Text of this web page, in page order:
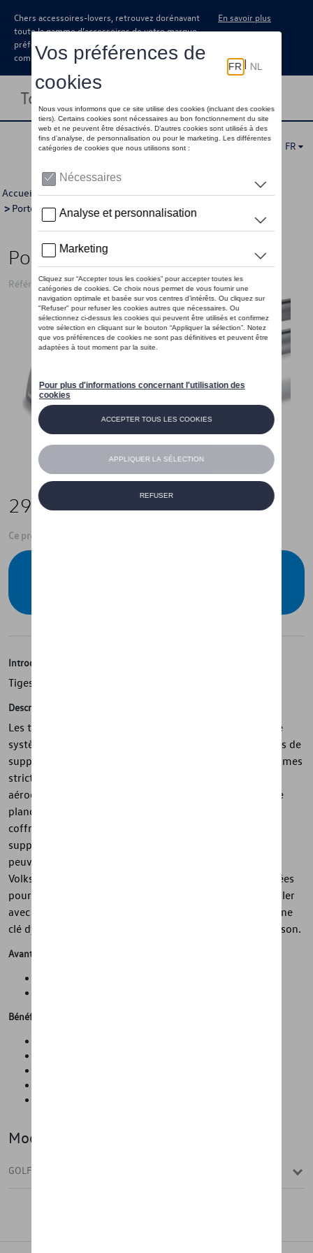
Chers accessoires-lovers, retrouvez dorénavant
toute la gamme d’accessoires de votre marque
préférée sous forme de catalogue à
commander auprès de votre concessionaire.
En savoir plus
Toggle navigation
FR
Accueil >Catalogue Volkswagen >Transport >Porte-tout
> Porte-tout > Détail
Porte-tout, Rainure en T
Référence: 5G9071151A
295,00 €
Ce produit n'est actuellement pas de stock
Introduction
Tiges de support
Description
Les tiges de support Volkswagen d'origine constituent le
système de base idéal pour tous les accessoires. Les tiges de
support, qui ont été testées City Crash Plus selon les normes
strictes de Volkswagen, ont un profil en aluminium
aérodynamique sur lequel, par exemple, des supports de
planche de surf, de vélo, de ski et de snowboard ou les
coffres de toit pratiques peuvent être fixés. Les tiges de
support sont livrées complètement pré-assemblées et
peuvent être facilement fixées aux rails de toit de votre
Volkswagen. Les tiges de support peuvent être verrouillées
pour éviter le vol. Le profil aérodynamique facile à installer
avec une surface structurée minimise le bruit du vent. Une
clé dynamométrique est également incluse dans la livraison.
Avantages
Bénéfices
Modèle(s)
GOLF VARIANT